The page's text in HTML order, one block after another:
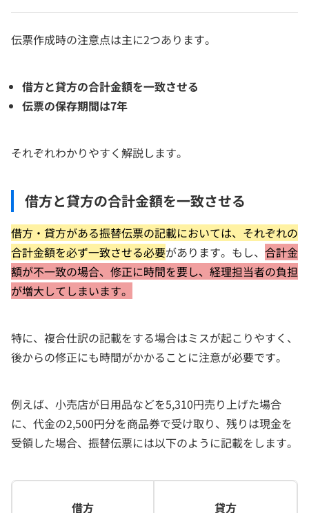
伝票作成時の注意点は主に2つあります。
借方と貸方の合計金額を一致させる
伝票の保存期間は7年
それぞれわかりやすく解説します。
借方と貸方の合計金額を一致させる
借方・貸方がある振替伝票の記載においては、それぞれの
合計金額を必ず一致させる必要があります。もし、 合計金
額が不一致の場合、修正に時間を要し、経理担当者の負担
が増大してしまいます。
特に、複合仕訳の記載をする場合はミスが起こりやすく、
後からの修正にも時間がかかることに注意が必要です。
例えば、小売店が日用品などを5,310円売り上げた場合
に、代金の2,500円分を商品券で受け取り、残りは現金を
受領した場合、振替伝票には以下のように記載をします。
借方 貸方